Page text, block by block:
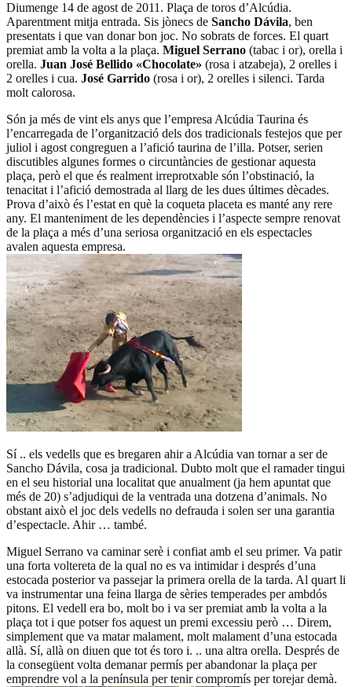
Diumenge 14 de agost de 2011. Plaça de toros d’Alcúdia.
Aparentment mitja entrada. Sis jònecs de Sancho Dávila, ben
presentats i que van donar bon joc. No sobrats de forces. El quart
premiat amb la volta a la plaça. Miguel Serrano (tabac i or), orella i
orella. Juan José Bellido «Chocolate» (rosa i atzabeja), 2 orelles i
2 orelles i cua. José Garrido (rosa i or), 2 orelles i silenci. Tarda
molt calorosa.
Són ja més de vint els anys que l’empresa Alcúdia Taurina és
l’encarregada de l’organització dels dos tradicionals festejos que per
juliol i agost congreguen a l’afició taurina de l’illa. Potser, serien
discutibles algunes formes o circuntàncies de gestionar aquesta
plaça, però el que és realment irreprotxable són l’obstinació, la
tenacitat i l’afició demostrada al llarg de les dues últimes dècades.
Prova d’això és l’estat en què la coqueta placeta es manté any rere
any. El manteniment de les dependències i l’aspecte sempre renovat
de la plaça a més d’una seriosa organització en els espectacles
avalen aquesta empresa.
Sí .. els vedells que es bregaren ahir a Alcúdia van tornar a ser de
Sancho Dávila, cosa ja tradicional. Dubto molt que el ramader tingui
en el seu historial una localitat que anualment (ja hem apuntat que
més de 20) s’adjudiqui de la ventrada una dotzena d’animals. No
obstant això el joc dels vedells no defrauda i solen ser una garantia
d’espectacle. Ahir … també.
Miguel Serrano va caminar serè i confiat amb el seu primer. Va patir
una forta voltereta de la qual no es va intimidar i després d’una
estocada posterior va passejar la primera orella de la tarda. Al quart li
va instrumentar una feina llarga de sèries temperades per ambdós
pitons. El vedell era bo, molt bo i va ser premiat amb la volta a la
plaça tot i que potser fos aquest un premi excessiu però … Direm,
simplement que va matar malament, molt malament d’una estocada
allà. Sí, allà on diuen que tot és toro i. .. una altra orella. Després de
la consegüent volta demanar permís per abandonar la plaça per
emprendre vol a la península per tenir compromís per torejar demà.